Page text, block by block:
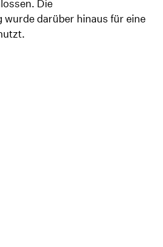
Die
wurde darüber hinaus für eine